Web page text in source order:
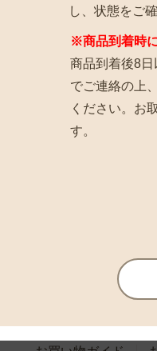
し、状態をご
※商品到着時
商品到着後8日
でご連絡の上
ください。お
す。